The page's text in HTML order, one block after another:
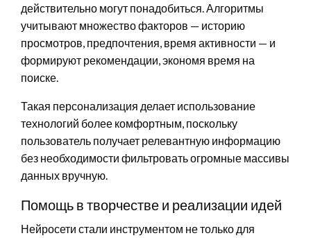
действительно могут понадобиться. Алгоритмы
учитывают множество факторов — историю
просмотров, предпочтения, время активности — и
формируют рекомендации, экономя время на
поиске.
Такая персонализация делает использование
технологий более комфортным, поскольку
пользователь получает релевантную информацию
без необходимости фильтровать огромные массивы
данных вручную.
Помощь в творчестве и реализации идей
Нейросети стали инструментом не только для